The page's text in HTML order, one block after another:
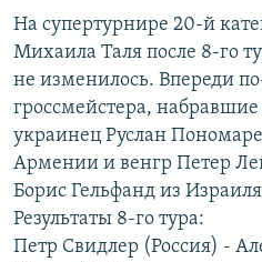
Вернутся
поиску
КАВКАЗ.РЕАЛИИ
СИБИРЬ.РЕАЛИИ
РАСПИСАНИЕ ВЕЩАНИЯ
ПОДПИШИТЕСЬ НА
СОЦИАЛЬНЫЕ СЕТИ
На супертурнире 20-й
Михаила Таля после 8-го
не изменилось. Впереди
гроссмейстера, набравшие
украинец Руслан
Армении и венгр Петер
Борис Гельфанд из
Результаты 8-го тура:
Петр Свидлер (Россия) -